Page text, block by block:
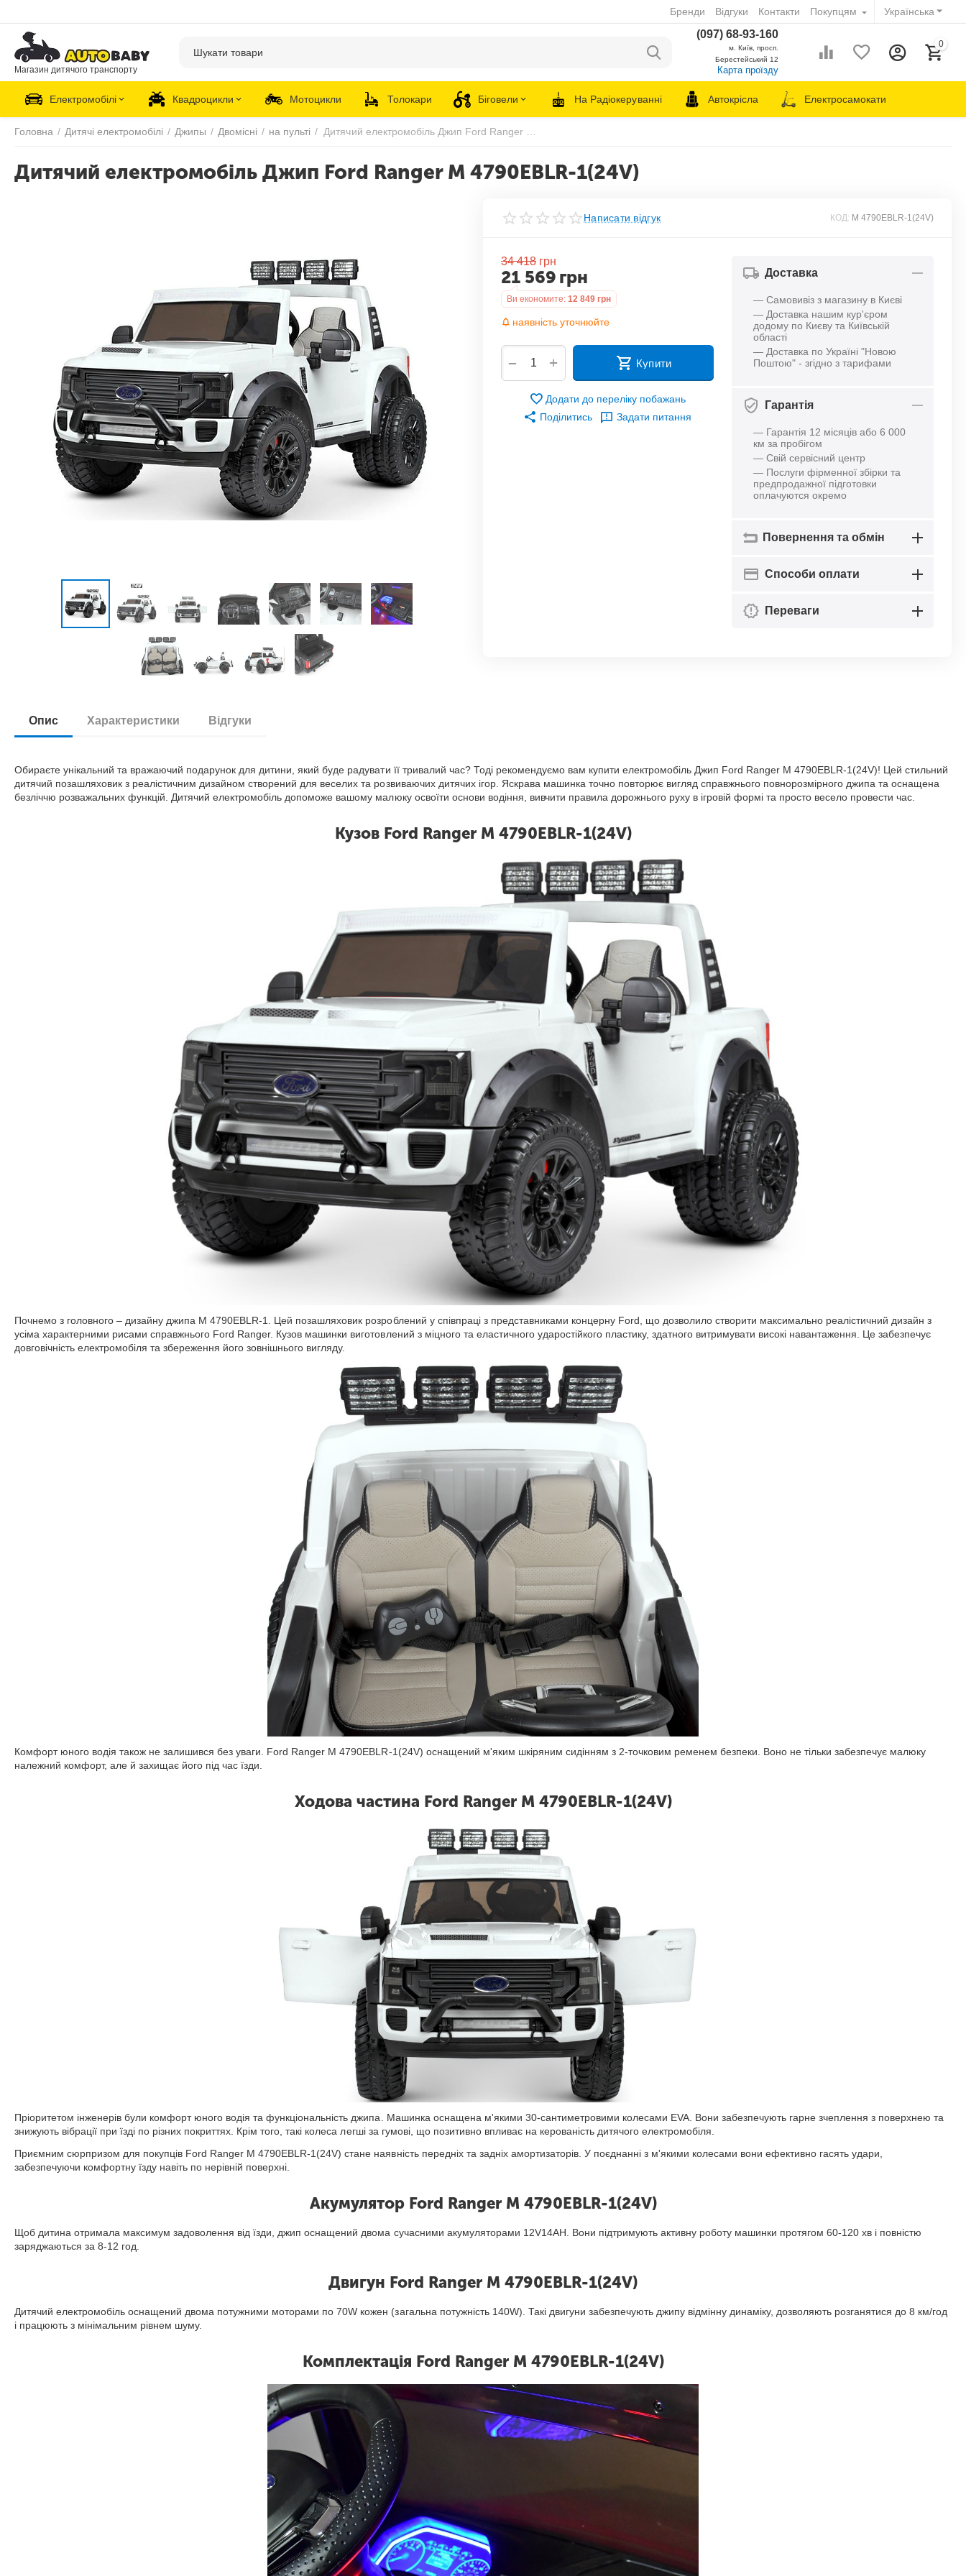
Українська
Бренди Відгуки Контакти Покупцям
Магазин дитячого транспорту
(097) 68-93-160
м. Київ, просп.
Берестейський 12
Карта проїзду
0
Електромобілі Квадроцикли Мотоцикли Толокари Біговели На Радіокеруванні Автокрісла Електросамокати
Головна / Дитячі електромобілі / Джипы / Двомісні / на пульті /
Дитячий електромобіль Джип Ford Ranger M 4790EBLR-1(24V)
Написати відгук КОД: M 4790EBLR-1(24V)
34 418 грн
21 569 грн
Ви економите: 12 849 грн
наявність уточнюйте
+
− Купити
Додати до переліку побажань
Поділитись
Задати питання
Доставка
— Самовивіз з магазину в Києві
— Доставка нашим кур'єром
додому по Києву та Київській
області
— Доставка по Україні "Новою
Поштою" - згідно з тарифами
Гарантія
— Гарантія 12 місяців або 6 000
км за пробігом
— Свій сервісний центр
— Послуги фірменної збірки та
предпродажної підготовки
оплачуются окремо
Повернення та обмін
Способи оплати
Переваги
Опис Характеристики Відгуки
Обираєте унікальний та вражаючий подарунок для дитини, який буде радувати її тривалий час? Тоді рекомендуємо вам купити електромобіль Джип Ford Ranger M 4790EBLR-1(24V)! Цей стильний
дитячий позашляховик з реалістичним дизайном створений для веселих та розвиваючих дитячих ігор. Яскрава машинка точно повторює вигляд справжнього повнорозмірного джипа та оснащена
безліччю розважальних функцій. Дитячий електромобіль допоможе вашому малюку освоїти основи водіння, вивчити правила дорожнього руху в ігровій формі та просто весело провести час.
Кузов Ford Ranger M 4790EBLR-1(24V)
Почнемо з головного – дизайну джипа M 4790EBLR-1. Цей позашляховик розроблений у співпраці з представниками концерну Ford, що дозволило створити максимально реалістичний дизайн з
усіма характерними рисами справжнього Ford Ranger. Кузов машинки виготовлений з міцного та еластичного ударостійкого пластику, здатного витримувати високі навантаження. Це забезпечує
довговічність електромобіля та збереження його зовнішнього вигляду.
Комфорт юного водія також не залишився без уваги. Ford Ranger M 4790EBLR-1(24V) оснащений м'яким шкіряним сидінням з 2-точковим ременем безпеки. Воно не тільки забезпечує малюку
належний комфорт, але й захищає його під час їзди.
Ходова частина Ford Ranger M 4790EBLR-1(24V)
Пріоритетом інженерів були комфорт юного водія та функціональність джипа. Машинка оснащена м'якими 30-сантиметровими колесами EVA. Вони забезпечують гарне зчеплення з поверхнею та
знижують вібрації при їзді по різних покриттях. Крім того, такі колеса легші за гумові, що позитивно впливає на керованість дитячого електромобіля.
Приємним сюрпризом для покупців Ford Ranger M 4790EBLR-1(24V) стане наявність передніх та задніх амортизаторів. У поєднанні з м'якими колесами вони ефективно гасять удари,
забезпечуючи комфортну їзду навіть по нерівній поверхні.
Акумулятор Ford Ranger M 4790EBLR-1(24V)
Щоб дитина отримала максимум задоволення від їзди, джип оснащений двома сучасними акумуляторами 12V14AH. Вони підтримують активну роботу машинки протягом 60-120 хв і повністю
заряджаються за 8-12 год.
Двигун Ford Ranger M 4790EBLR-1(24V)
Дитячий електромобіль оснащений двома потужними моторами по 70W кожен (загальна потужність 140W). Такі двигуни забезпечують джипу відмінну динаміку, дозволяють розганятися до 8 км/год
і працюють з мінімальним рівнем шуму.
Комплектація Ford Ranger M 4790EBLR-1(24V)